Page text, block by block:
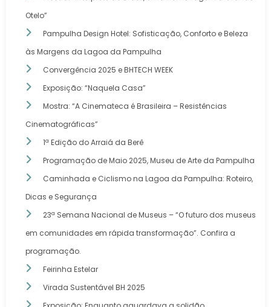
Otelo”
Pampulha Design Hotel: Sofisticação, Conforto e Beleza
às Margens da Lagoa da Pampulha
Convergência 2025 e BHTECH WEEK
Exposição: “Naquela Casa”
Mostra: “A Cinemateca é Brasileira – Resistências
Cinematográficas”
1ª Edição do Arraiá da Berê
Programação de Maio 2025, Museu de Arte da Pampulha
Caminhada e Ciclismo na Lagoa da Pampulha: Roteiro,
Dicas e Segurança
23ª Semana Nacional de Museus – “O futuro dos museus
em comunidades em rápida transformação”. Confira a
programação.
Feirinha Estelar
Virada Sustentável BH 2025